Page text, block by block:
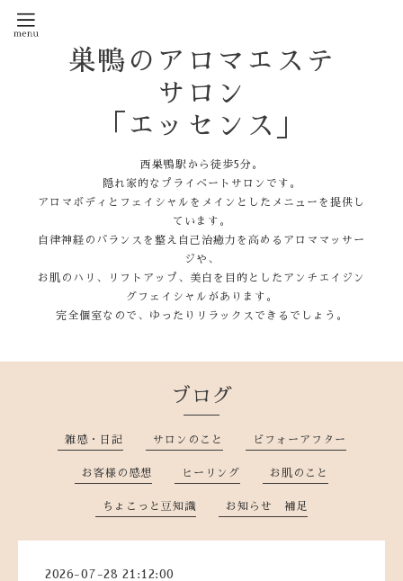
巣鴨のアロマエステ
サロン
「エッセンス」
西巣鴨駅から徒歩5分。
隠れ家的なプライベートサロンです。
アロマボディとフェイシャルをメインとしたメニューを提供し
ています。
自律神経のバランスを整え自己治癒力を高めるアロママッサー
ジや、
お肌のハリ、リフトアップ、美白を目的としたアンチエイジン
グフェイシャルがあります。
完全個室なので、ゆったりリラックスできるでしょう。
ブログ
雑感・日記 サロンのこと ビフォーアフター
お客様の感想 ヒーリング お肌のこと
ちょこっと豆知識 お知らせ 補足
2026-07-28 21:12:00